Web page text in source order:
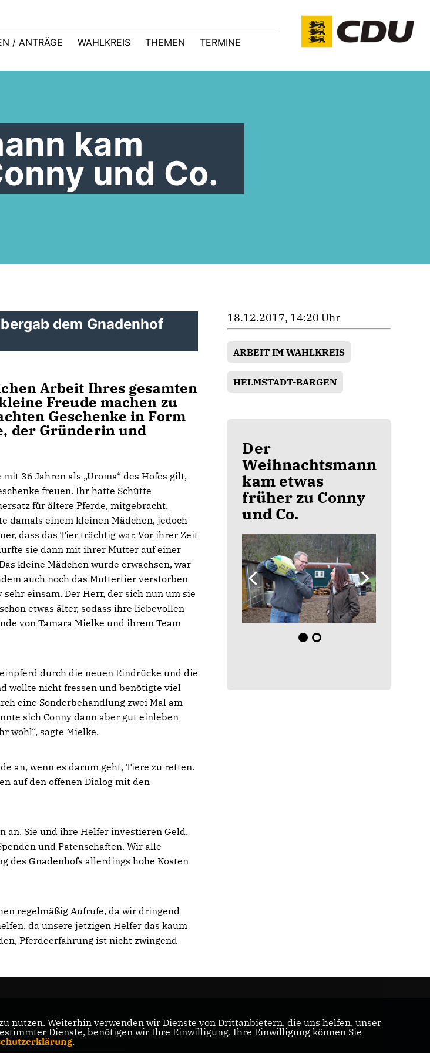
/ ANTRÄGE WAHLKREIS THEMEN
TERMINE
kam
und Co.
dem Gnadenhof
Arbeit Ihres gesamten
Freude machen zu
Geschenke in Form
der Gründerin und
36 Jahren als „Uroma“ des Hofes gilt,
freuen. Ihr hatte Schütte
für ältere Pferde, mitgebracht.
damals einem kleinen Mädchen, jedoch
dass das Tier trächtig war. Vor ihrer Zeit
sie dann mit ihrer Mutter auf einer
kleine Mädchen wurde erwachsen, war
auch noch das Muttertier verstorben
sehr einsam. Der Herr, der sich nun um sie
etwas älter, sodass ihre liebevollen
von Tamara Mielke und ihrem Team
durch die neuen Eindrücke und die
wollte nicht fressen und benötigte viel
eine Sonderbehandlung zwei Mal am
sich Conny dann aber gut einleben
wohl“, sagte Mielke.
an, wenn es darum geht, Tiere zu retten.
auf den offenen Dialog mit den
an. Sie und ihre Helfer investieren Geld,
und Patenschaften. Wir alle
des Gnadenhofs allerdings hohe Kosten
regelmäßig Aufrufe, da wir dringend
da unsere jetzigen Helfer das kaum
Pferdeerfahrung ist nicht zwingend
18.12.2017, 14:20 Uhr
ARBEIT IM WAHLKREIS
HELMSTADT-BARGEN
Der
Weihnachtsmann
kam etwas
früher zu Conny
und Co.
Baden-
nutzen. Weiterhin verwenden wir Dienste von Drittanbietern, die uns helfen, unser
Dienste, benötigen wir Ihre Einwilligung. Ihre Einwilligung können Sie
.